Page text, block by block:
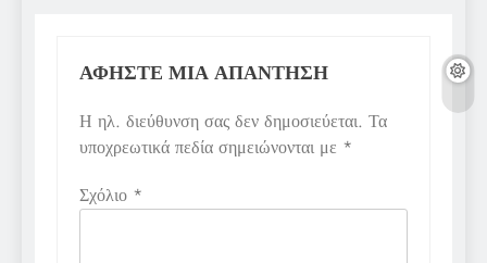
ΑΦΉΣΤΕ ΜΙΑ ΑΠΆΝΤΗΣΗ
Η ηλ. διεύθυνση σας δεν δημοσιεύεται. Τα
υποχρεωτικά πεδία σημειώνονται με *
Σχόλιο *